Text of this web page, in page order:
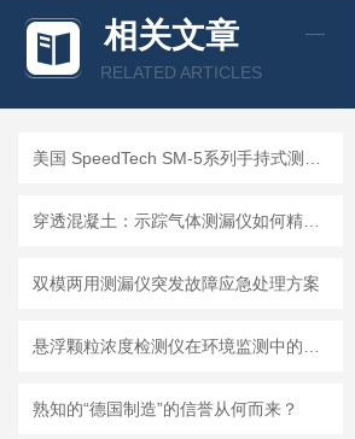
相关文章
RELATED ARTICLES
双模两用测漏仪突发故障应急处理方案
熟知的“德国制造”的信誉从何而来？